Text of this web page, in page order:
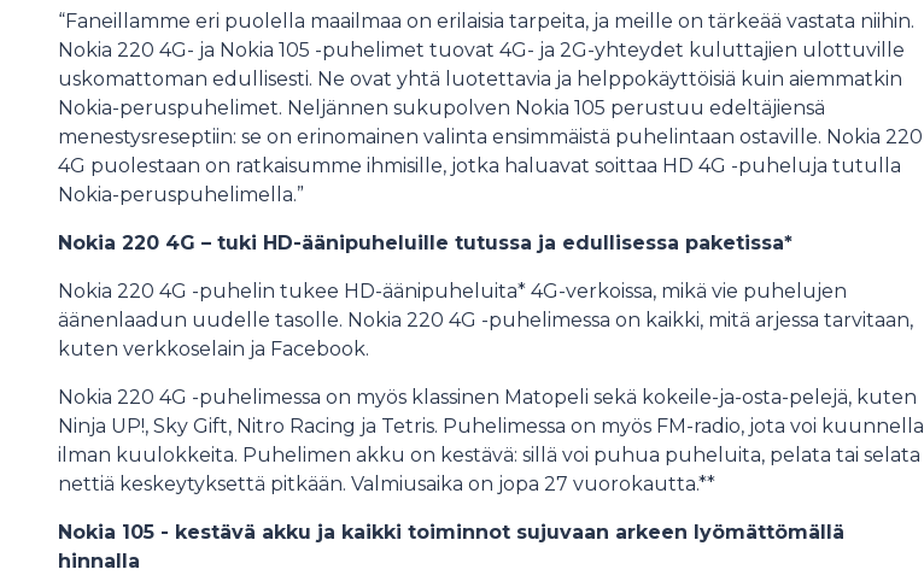
“Faneillamme eri puolella maailmaa on erilaisia tarpeita, ja meille on tärkeää vastata niihin.
Nokia 220 4G- ja Nokia 105 -puhelimet tuovat 4G- ja 2G-yhteydet kuluttajien ulottuville
uskomattoman edullisesti. Ne ovat yhtä luotettavia ja helppokäyttöisiä kuin aiemmatkin
Nokia-peruspuhelimet. Neljännen sukupolven Nokia 105 perustuu edeltäjiensä
menestysreseptiin: se on erinomainen valinta ensimmäistä puhelintaan ostaville. Nokia 220
4G puolestaan on ratkaisumme ihmisille, jotka haluavat soittaa HD 4G -puheluja tutulla
Nokia-peruspuhelimella.”
Nokia 220 4G – tuki HD-äänipuheluille tutussa ja edullisessa paketissa*
Nokia 220 4G -puhelin tukee HD-äänipuheluita* 4G-verkoissa, mikä vie puhelujen
äänenlaadun uudelle tasolle. Nokia 220 4G -puhelimessa on kaikki, mitä arjessa tarvitaan,
kuten verkkoselain ja Facebook.
Nokia 220 4G -puhelimessa on myös klassinen Matopeli sekä kokeile-ja-osta-pelejä, kuten
Ninja UP!, Sky Gift, Nitro Racing ja Tetris. Puhelimessa on myös FM-radio, jota voi kuunnella
ilman kuulokkeita. Puhelimen akku on kestävä: sillä voi puhua puheluita, pelata tai selata
nettiä keskeytyksettä pitkään. Valmiusaika on jopa 27 vuorokautta.**
Nokia 105 - kestävä akku ja kaikki toiminnot sujuvaan arkeen lyömättömällä
hinnalla